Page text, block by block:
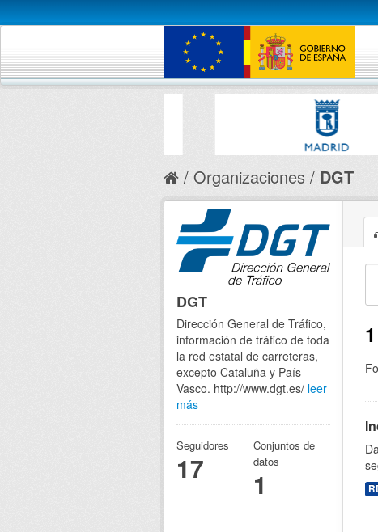
Organizaciones DGT
DGT
Dirección General de Tráfico,
información de tráfico de toda
la red estatal de carreteras,
excepto Cataluña y País
Vasco. http://www.dgt.es/ leer
más
Seguidores
17
Conjuntos de
datos
1